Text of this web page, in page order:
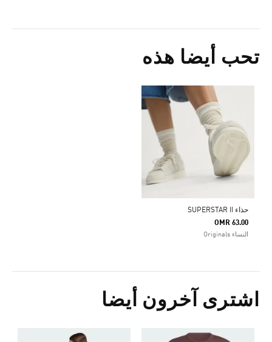
تحب أيضا هذه
حذاء SUPERSTAR II
OMR 63.00
النساء Originals
اشترى آخرون أيضا